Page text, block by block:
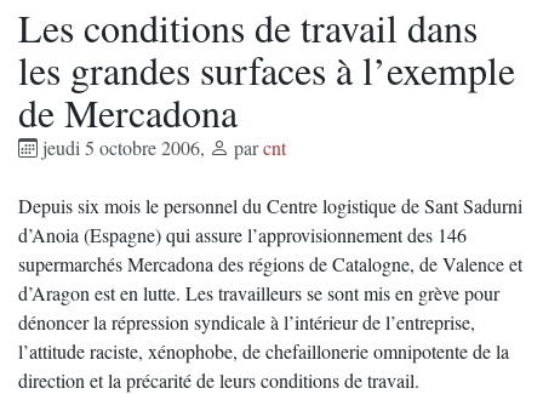
Les conditions de travail dans
les grandes surfaces à l’exemple
de Mercadona
jeudi 5 octobre 2006, parcnt
Depuis six mois le personnel du Centre logistique de Sant Sadurni
d’Anoia (Espagne) qui assure l’approvisionnement des 146
supermarchés Mercadona des régions de Catalogne, de Valence et
d’Aragon est en lutte. Les travailleurs se sont mis en grève pour
dénoncer la répression syndicale à l’intérieur de l’entreprise,
l’attitude raciste, xénophobe, de chefaillonerie omnipotente de la
direction et la précarité de leurs conditions de travail.